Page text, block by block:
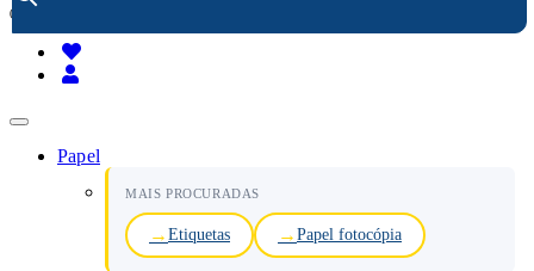
(chamada rede fixa nacional)
Papel
MAIS PROCURADAS
Etiquetas Papel fotocópia